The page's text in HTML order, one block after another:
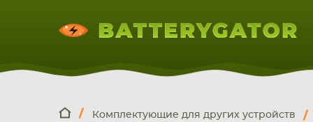
Комплектующие для других устройств